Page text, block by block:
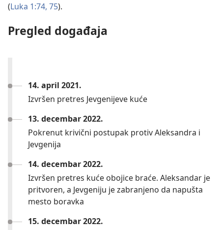
(Luka 1:74, 75).
Pregled događaja
14. april 2021.
Izvršen pretres Jevgenijeve kuće
13. decembar 2022.
Pokrenut krivični postupak protiv Aleksandra i
Jevgenija
14. decembar 2022.
Izvršen pretres kuće obojice braće. Aleksandar je
pritvoren, a Jevgeniju je zabranjeno da napušta
mesto boravka
15. decembar 2022.